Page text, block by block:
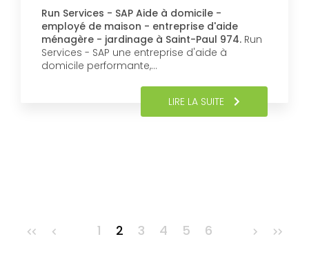
Run Services - SAP Aide à domicile -
employé de maison - entreprise d'aide
ménagère - jardinage à Saint-Paul 974. Run
Services - SAP une entreprise d'aide à
domicile performante,…
LIRE LA SUITE
1 2 3 4 5 6